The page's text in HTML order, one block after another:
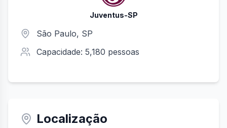
São Paulo, SP
Capacidade: 5,180 pessoas
Juventus-SP
Localização